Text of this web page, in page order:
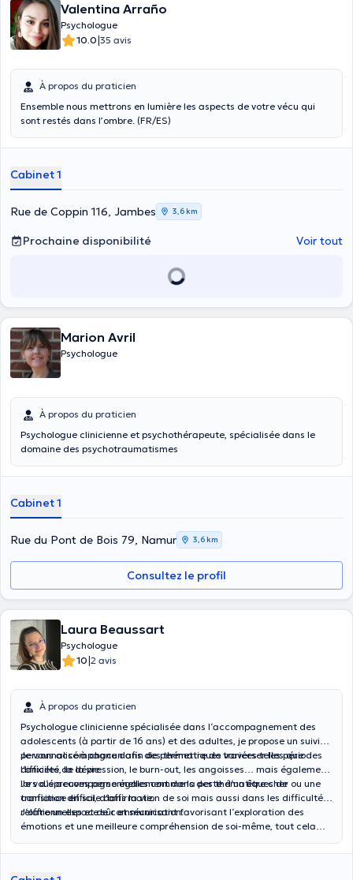
Valentina Arraño
Psychologue
10.0|35 avis
À propos du praticien
Ensemble nous mettrons en lumière les aspects de votre vécu qui
sont restés dans l’ombre. (FR/ES)
Cabinet 1
Rue de Coppin 116, Jambes 3,6 km
Prochaine disponibilité Voir tout
Marion Avril
Psychologue
À propos du praticien
Psychologue clinicienne et psychothérapeute, spécialisée dans le
domaine des psychotraumatismes
Cabinet 1
Rue du Pont de Bois 79, Namur 3,6 km
Consultez le profil
Laura Beaussart
Psychologue
10|2 avis
À propos du praticien
Psychologue clinicienne spécialisée dans l‘accompagnement des
adolescents (à partir de 16 ans) et des adultes, je propose un suivi
personnalisé à chacun afin de permettre de traverser les périodes
difficiles de la vie.
Je vous accompagne dans des thématiques variées telles que
l‘anxiété, la dépression, le burn-out, les angoisses… mais également
lors d‘épreuves personnelles comme la perte d‘un être cher ou une
transition difficile dans la vie.
Je vous accompagne également dans des thématiques de
confiance en soi, d‘affirmation de soi mais aussi dans les difficultés
relationnelles et de communication.
J‘offre un espace sûr et sécurisant favorisant l‘exploration des
émotions et une meilleure compréhension de soi-même, tout cela